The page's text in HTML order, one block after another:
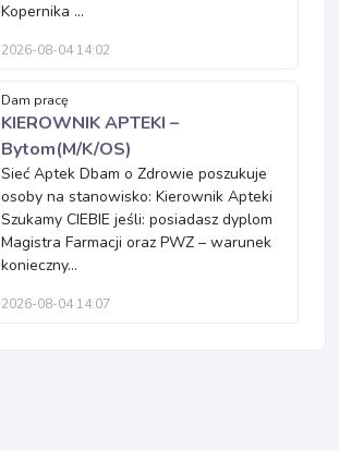
Kopernika ...
2026-08-04 14:02
Dam pracę
KIEROWNIK APTEKI –
Bytom(M/K/OS)
Sieć Aptek Dbam o Zdrowie poszukuje
osoby na stanowisko: Kierownik Apteki
Szukamy CIEBIE jeśli: posiadasz dyplom
Magistra Farmacji oraz PWZ – warunek
konieczny...
2026-08-04 14:07